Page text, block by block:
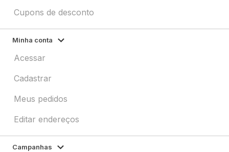
Cupons de desconto
Minha conta
Acessar
Cadastrar
Meus pedidos
Editar endereços
Campanhas